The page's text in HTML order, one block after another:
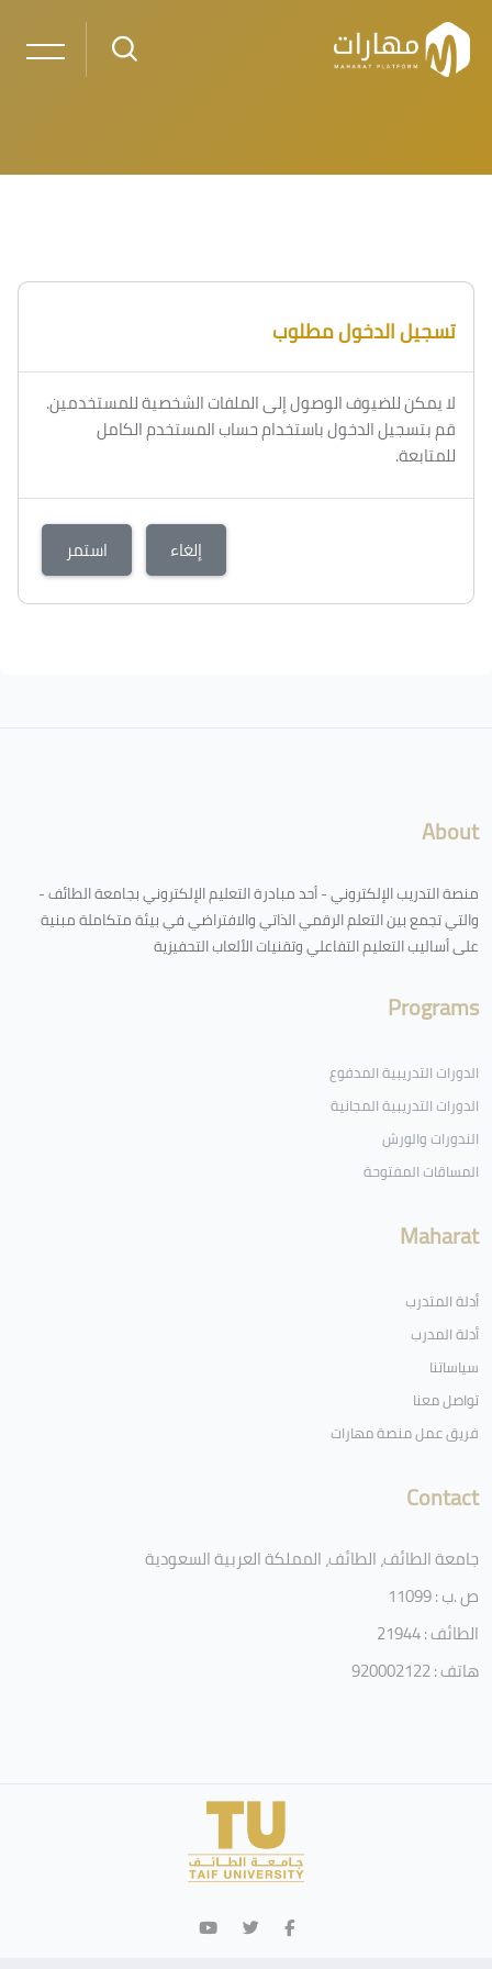
تسجيل الدخول مطلوب
لا يمكن للضيوف الوصول إلى الملفات الشخصية للمستخدمين.
قم بتسجيل الدخول باستخدام حساب المستخدم الكامل
للمتابعة.
إلغاء استمر
About
منصة التدريب الإلكتروني - أحد مبادرة التعليم الإلكتروني بجامعة الطائف -
والتي تجمع بين التعلم الرقمي الذاتي والافتراضي في بيئة متكاملة مبنية
على أساليب التعليم التفاعلي وتقنيات الألعاب التحفيزية
Programs
الدورات التدريبية المدفوع
الدورات التدريبية المجانية
الندورات والورش
المساقات المفتوحة
Maharat
أدلة المتدرب
أدلة المدرب
سياساتنا
تواصل معنا
فريق عمل منصة مهارات
Contact
جامعة الطائف، الطائف، المملكة العربية السعودية
ص .ب : 11099
الطائف : 21944
هاتف : 920002122